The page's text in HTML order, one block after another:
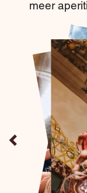
meer